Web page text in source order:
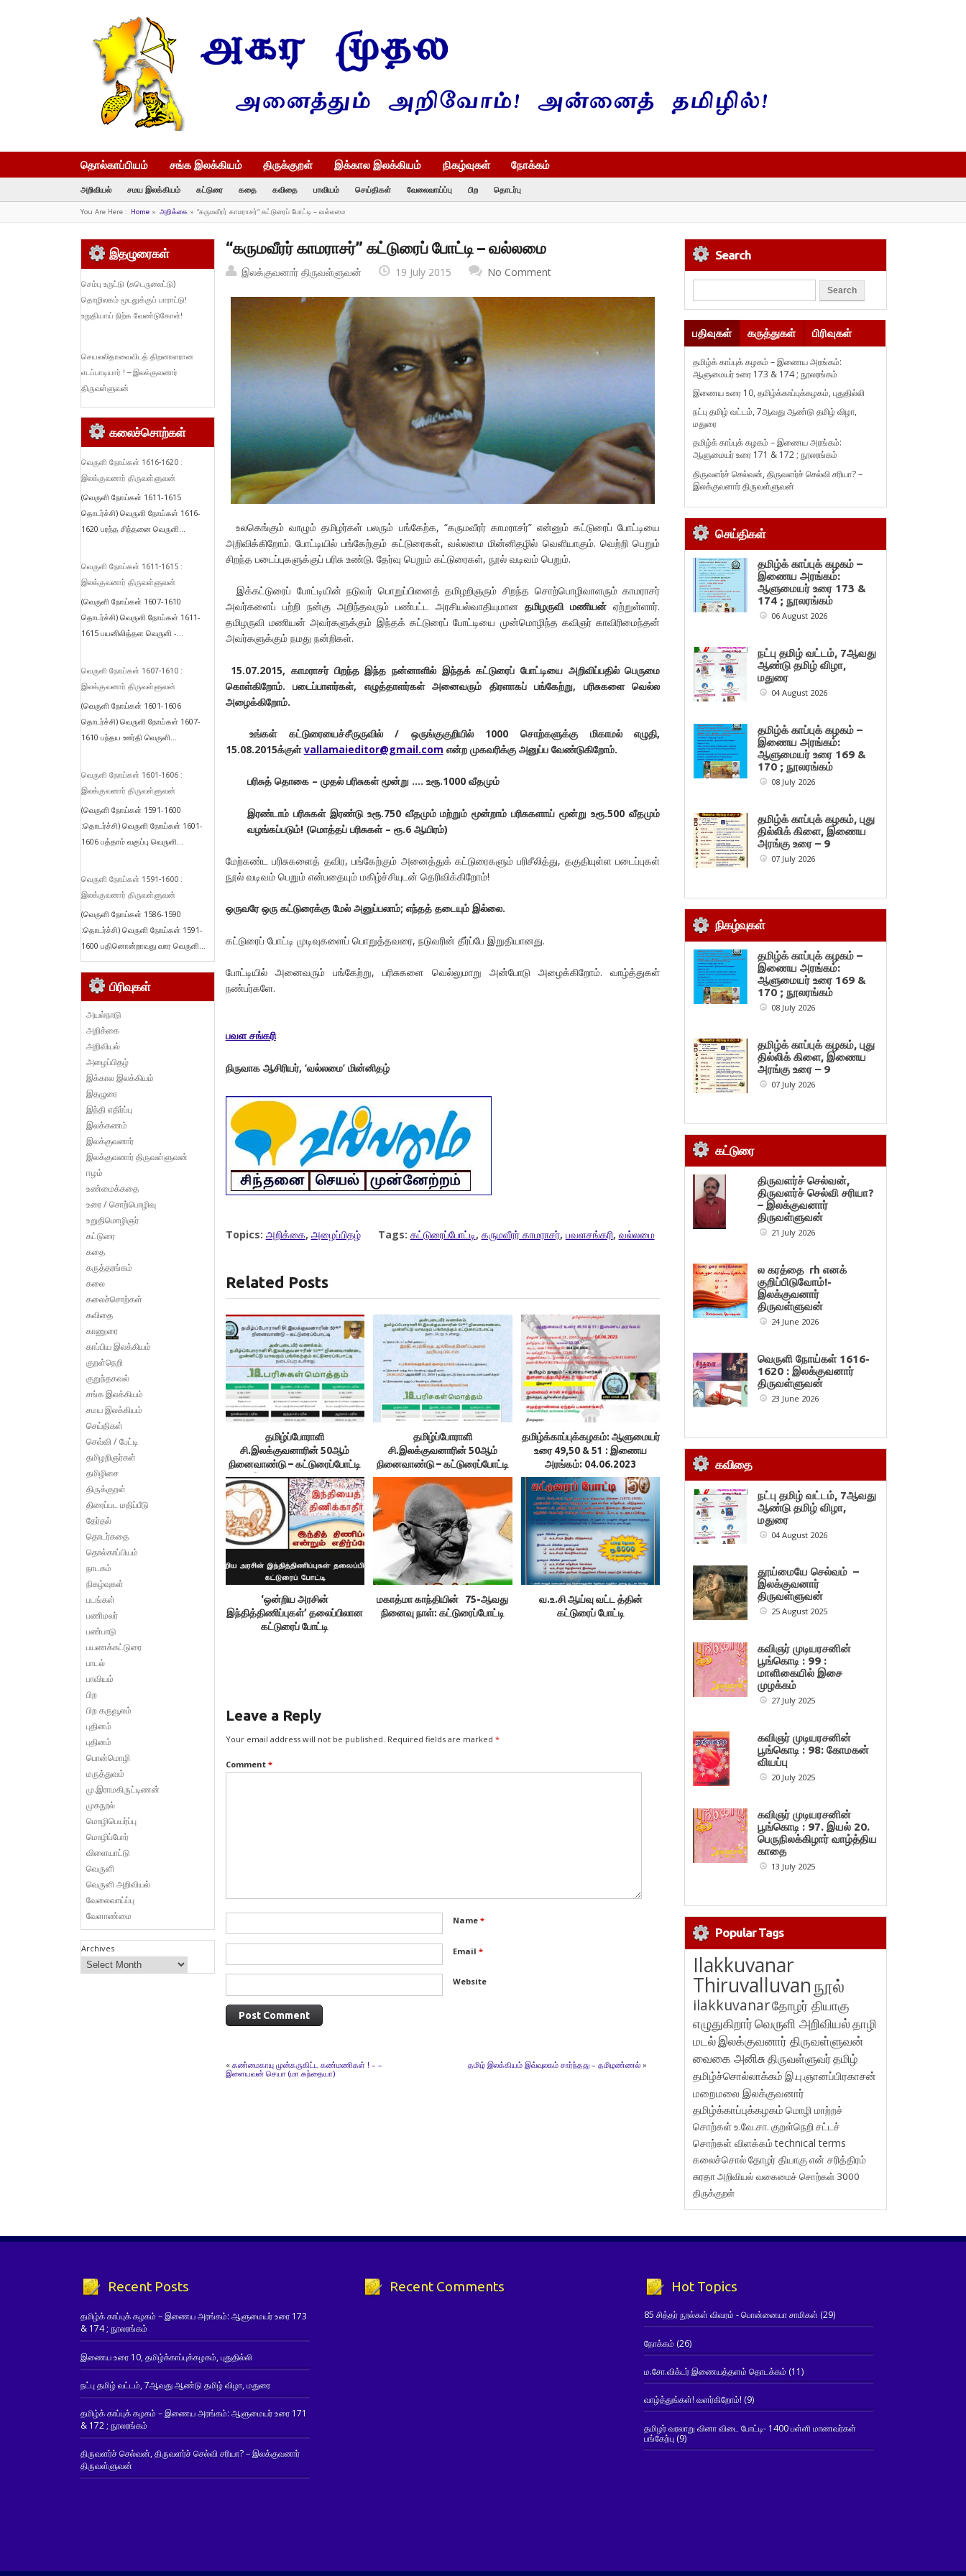
தொல்காப்பியம் சங்க இலக்கியம் திருக்குறள் இக்கால இலக்கியம் நிகழ்வுகள் நோக்கம்
அறிவியல் சமய இலக்கியம் கட்டுரை கதை கவிதை பாவியம் செய்திகள் வேலைவாய்ப்பு பிற தொடர்பு
You Are Here : Home» அறிக்கை» “கருமவீரர் காமராசர்” கட்டுரைப் போட்டி – வல்லமை
“கருமவீரர் காமராசர்” கட்டுரைப் போட்டி – வல்லமை
இலக்குவனார் திருவள்ளுவன் 19 July 2015 No Comment
உலகெங்கும் வாழும் தமிழர்கள் பலரும் பங்கேற்க, “கருமவீரர் காமராசர்” என்னும் கட்டுரைப் போட்டியை
அறிவிக்கிறோம். போட்டியில் பங்கேற்கும் கட்டுரைகள், வல்லமை மின்னிதழில் வெளியாகும். வெற்றி பெறும்
சிறந்த படைப்புகளுக்குப் பரிசு உண்டு. தேர்வு பெறும் கட்டுரைகள், நூல் வடிவம் பெறும்.
இக்கட்டுரைப் போட்டியின் நடுவர் பொறுப்பினைத் தமிழறிஞரும் சிறந்த சொற்பொழிவாளரும் காமராசர்
அவர்களைப் பற்றி நன்கு அறிந்தவரும் பண்பட்ட அரசியல்வாதியுமான தமிழருவி மணியன் ஏற்றுள்ளார்.
தமிழருவி மணியன் அவர்களுக்கும் இந்தக் கட்டுரைப் போட்டியை முன்மொழிந்த கவிஞர் காவிரிமைந்தன்
அவர்களுக்கும் நமது நன்றிகள்.
15.07.2015, காமராசர் பிறந்த இந்த நன்னாளில் இந்தக் கட்டுரைப் போட்டியை அறிவிப்பதில் பெருமை
கொள்கிறோம். படைப்பாளர்கள், எழுத்தாளர்கள் அனைவரும் திரளாகப் பங்கேற்று, பரிசுகளை வெல்ல
அழைக்கிறோம்.
உங்கள் கட்டுரையைச்சீருருவில் / ஒருங்குகுறியில் 1000சொற்களுக்கு மிகாமல் எழுதி,
15.08.2015க்குள் vallamaieditor@gmail.com என்ற முகவரிக்கு அனுப்ப வேண்டுகிறோம்.
பரிசுத் தொகை – முதல் பரிசுகள் மூன்று …. உரூ.1000 வீதமும்
இரண்டாம் பரிசுகள் இரண்டு உரூ.750 வீதமும் மற்றும் மூன்றாம் பரிசுகளாய் மூன்று உரூ.500 வீதமும்
வழங்கப்படும்! (மொத்தப் பரிசுகள் – ரூ.6 ஆயிரம்)
மேற்கண்ட பரிசுகளைத் தவிர, பங்கேற்கும் அனைத்துக் கட்டுரைகளும் பரிசீலித்து, தகுதியுள்ள படைப்புகள்
நூல் வடிவம் பெறும் என்பதையும் மகிழ்ச்சியுடன் தெரிவிக்கிறோம்!
ஒருவரே ஒரு கட்டுரைக்கு மேல் அனுப்பலாம்; எந்தத் தடையும் இல்லை.
கட்டுரைப் போட்டி முடிவுகளைப் பொறுத்தவரை, நடுவரின் தீர்ப்பே இறுதியானது.
போட்டியில் அனைவரும் பங்கேற்று, பரிசுகளை வெல்லுமாறு அன்போடு அழைக்கிறோம். வாழ்த்துகள்
நண்பர்களே.
பவள சங்கரி
நிருவாக ஆசிரியர், ‘வல்லமை’ மின்னிதழ்
Topics: அறிக்கை, அழைப்பிதழ் Tags: கட்டுரைப்போட்டி, கருமவீரர் காமராசர், பவளசங்கரி, வல்லமை
Related Posts
தமிழ்ப்போராளி
சி.இலக்குவனாரின் 50ஆம்
நினைவாண்டு – கட்டுரைப்போட்டி
இறுதி நாள் 10.09.23
தமிழ்ப்போராளி
சி.இலக்குவனாரின் 50ஆம்
நினைவாண்டு – கட்டுரைப்போட்டி
தமிழ்க்காப்புக்கழகம்: ஆளுமையர்
உரை 49,50 & 51 : இணைய
அரங்கம்: 04.06.2023
‘ஒன்றிய அரசின் இந்தித்திணிப்புகள்’
‘ஒன்றிய அரசின்
இந்தித்திணிப்புகள்’ தலைப்பிலான
கட்டுரைப் போட்டி
மகாத்மா காந்தியின் 75-ஆவது
நினைவு நாள்: கட்டுரைப்போட்டி
வ.உ.சி ஆய்வு வட்ட த்தின்
கட்டுரைப் போட்டி
Leave a Reply
Your email address will not be published. Required fields are marked *
Comment *
Name *
Email *
Website
« கண்மைகாயு முன்கருகிட்ட கண்மணிகள் ! – –
இளையவன் செயா (மா.கந்தையா)
தமிழ் இலக்கியம் இவ்வுலகம் சார்ந்தது – தமிழண்ணல் »
இதழுரைகள்
செம்பு உருட்டு (சுடெருலைட்டு)
தொழிலகம் மூடலுக்குப் பாராட்டு!
உறுதியாய் நிற்க வேண்டுகோள்!
செயலலிதாவைவிடத் திறனாளரான
எடப்பாடியார் ! – இலக்குவனார்
திருவள்ளுவன்
கலைச்சொற்கள்
வெருளி நோய்கள் 1616-1620 :
இலக்குவனார் திருவள்ளுவன்
(வெருளி நோய்கள் 1611-1615
தொடர்ச்சி) வெருளி நோய்கள் 1616-
1620 பரந்த சிந்தனை வெருளி...
வெருளி நோய்கள் 1611-1615 :
இலக்குவனார் திருவள்ளுவன்
(வெருளி நோய்கள் 1607-1610
தொடர்ச்சி) வெருளி நோய்கள் 1611-
1615 பயனிலித்தள வெருளி -...
வெருளி நோய்கள் 1607-1610 :
இலக்குவனார் திருவள்ளுவன்
(வெருளி நோய்கள் 1601-1606
தொடர்ச்சி) வெருளி நோய்கள் 1607-
1610 பந்தய ஊர்தி வெருளி...
வெருளி நோய்கள் 1601-1606 :
இலக்குவனார் திருவள்ளுவன்
(வெருளி நோய்கள் 1591-1600
:தொடர்ச்சி) வெருளி நோய்கள் 1601-
1606 பத்தாம் வகுப்பு வெருளி...
வெருளி நோய்கள் 1591-1600 :
இலக்குவனார் திருவள்ளுவன்
(வெருளி நோய்கள் 1586-1590
:தொடர்ச்சி) வெருளி நோய்கள் 1591-
1600 பதினொன்றாவது வார வெருளி...
பிரிவுகள்
அயல்நாடு
அறிக்கை
அறிவியல்
அழைப்பிதழ்
இக்கால இலக்கியம்
இதழுரை
இந்தி எதிர்ப்பு
இலக்கணம்
இலக்குவனார்
இலக்குவனார் திருவள்ளுவன்
ஈழம்
உண்மைக்கதை
உரை / சொற்பொழிவு
உறுதிமொழிஞர்
கட்டுரை
கதை
கருத்தரங்கம்
கலை
கலைச்சொற்கள்
கவிதை
காணுரை
காப்பிய இலக்கியம்
குறள்நெறி
குறுந்தகவல்
சங்க இலக்கியம்
சமய இலக்கியம்
செய்திகள்
செவ்வி / பேட்டி
தமிழறிஞர்கள்
தமிழிசை
திருக்குறள்
திரைப்பட மதிப்பீடு
தேர்தல்
தொடர்கதை
தொல்காப்பியம்
நாடகம்
நிகழ்வுகள்
படங்கள்
பணிமலர்
பண்பாடு
பயணக்கட்டுரை
பாடல்
பாவியம்
பிற
பிற கருவூலம்
புதினம்
புதினம்
பொன்மொழி
மருத்துவம்
மு.இராமகிருட்டிணன்
முகநூல்
மொழிபெயர்ப்பு
மொழிப்போர்
விளையாட்டு
வெருளி
வெருளி அறிவியல்
வேலைவாய்ப்பு
வேளாண்மை
Archives
Search
பதிவுகள் கருத்துகள் பிரிவுகள்
தமிழ்க் காப்புக் கழகம் – இணைய அரங்கம்:
ஆளுமையர் உரை 173 & 174 ; நூலரங்கம்
இணைய உரை 10, தமிழ்க்காப்புக்கழகம், புதுதில்லி
நட்பு தமிழ் வட்டம், 7ஆவது ஆண்டு தமிழ் விழா,
மதுரை
தமிழ்க் காப்புக் கழகம் – இணைய அரங்கம்:
ஆளுமையர் உரை 171 & 172 ; நூலரங்கம்
திருவளர்ச் செல்வன், திருவளர்ச் செல்வி சரியா? –
இலக்குவனார் திருவள்ளுவன்
செய்திகள்
தமிழ்க் காப்புக் கழகம் –
இணைய அரங்கம்:
ஆளுமையர் உரை 173 &
174 ; நூலரங்கம்
06 August 2026
நட்பு தமிழ் வட்டம், 7ஆவது
ஆண்டு தமிழ் விழா,
மதுரை
04 August 2026
தமிழ்க் காப்புக் கழகம் –
இணைய அரங்கம்:
ஆளுமையர் உரை 169 &
170 ; நூலரங்கம்
08 July 2026
தமிழ்க் காப்புக் கழகம், புது
தில்லிக் கிளை, இணைய
அரங்கு உரை – 9
07 July 2026
நிகழ்வுகள்
தமிழ்க் காப்புக் கழகம் –
இணைய அரங்கம்:
ஆளுமையர் உரை 169 &
170 ; நூலரங்கம்
08 July 2026
தமிழ்க் காப்புக் கழகம், புது
தில்லிக் கிளை, இணைய
அரங்கு உரை – 9
07 July 2026
கட்டுரை
திருவளர்ச் செல்வன்,
திருவளர்ச் செல்வி சரியா?
– இலக்குவனார்
திருவள்ளுவன்
21 July 2026
ல கரத்தை rh எனக்
குறிப்பிடுவோம்!-
இலக்குவனார்
திருவள்ளுவன்
24 June 2026
வெருளி நோய்கள் 1616-
1620 : இலக்குவனார்
திருவள்ளுவன்
23 June 2026
கவிதை
நட்பு தமிழ் வட்டம், 7ஆவது
ஆண்டு தமிழ் விழா,
மதுரை
04 August 2026
தூய்மையே செல்வம் –
இலக்குவனார்
திருவள்ளுவன்
25 August 2025
கவிஞர் முடியரசனின்
பூங்கொடி : 99 :
மாளிகையில் இசை
முழக்கம்
27 July 2025
கவிஞர் முடியரசனின்
பூங்கொடி : 98: கோமகன்
வியப்பு
20 July 2025
கவிஞர் முடியரசனின்
பூங்கொடி : 97. இயல் 20.
பெருநிலக்கிழார் வாழ்த்திய
காதை
13 July 2025
Popular Tags
Ilakkuvanar
Thiruvalluvanநூல்
ilakkuvanarதோழர் தியாகு
எழுதுகிறார்வெருளி அறிவியல்தாழி
மடல்இலக்குவனார் திருவள்ளுவன்
வைகை அனிசுதிருவள்ளுவர்தமிழ்
தமிழ்ச்சொல்லாக்கம் இ.பு.ஞானப்பிரகாசன்
மறைமலை இலக்குவனார்
தமிழ்க்காப்புக்கழகம் மொழி மாற்றச்
சொற்கள்உ.வே.சா. குறள்நெறி சட்டச்
சொற்கள் விளக்கம்technical terms
கலைச்சொல்தோழர் தியாகுஎன் சரித்திரம்
சுரதாஅறிவியல் வகைமைச் சொற்கள் 3000
திருக்குறள்
Recent Posts
தமிழ்க் காப்புக் கழகம் – இணைய அரங்கம்: ஆளுமையர் உரை 173
& 174 ; நூலரங்கம்
இணைய உரை 10, தமிழ்க்காப்புக்கழகம், புதுதில்லி
நட்பு தமிழ் வட்டம், 7ஆவது ஆண்டு தமிழ் விழா, மதுரை
தமிழ்க் காப்புக் கழகம் – இணைய அரங்கம்: ஆளுமையர் உரை 171
& 172 ; நூலரங்கம்
திருவளர்ச் செல்வன், திருவளர்ச் செல்வி சரியா? – இலக்குவனார்
திருவள்ளுவன்
Recent Comments Hot Topics
85 சித்தர் நூல்கள் விவரம் - பொன்னையா சாமிகள் (29)
நோக்கம் (26)
ம.சோ.விக்டர் இணையத்தளம் தொடக்கம் (11)
வாழ்த்துங்கள்! வளர்கிறோம்! (9)
தமிழர் வரலாறு வினா விடை போட்டி- 1400 பள்ளி மாணவர்கள்
பங்கேற்பு(9)